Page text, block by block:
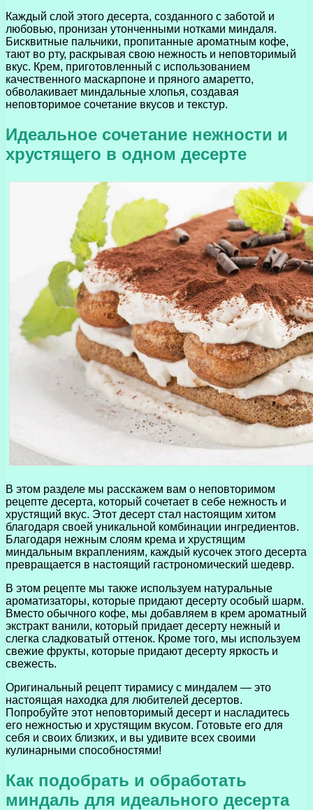
Каждый слой этого десерта, созданного с заботой и
любовью, пронизан утонченными нотками миндаля.
Бисквитные пальчики, пропитанные ароматным кофе,
тают во рту, раскрывая свою нежность и неповторимый
вкус. Крем, приготовленный с использованием
качественного маскарпоне и пряного амаретто,
обволакивает миндальные хлопья, создавая
неповторимое сочетание вкусов и текстур.
Идеальное сочетание нежности и
хрустящего в одном десерте
В этом разделе мы расскажем вам о неповторимом
рецепте десерта, который сочетает в себе нежность и
хрустящий вкус. Этот десерт стал настоящим хитом
благодаря своей уникальной комбинации ингредиентов.
Благодаря нежным слоям крема и хрустящим
миндальным вкраплениям, каждый кусочек этого десерта
превращается в настоящий гастрономический шедевр.
В этом рецепте мы также используем натуральные
ароматизаторы, которые придают десерту особый шарм.
Вместо обычного кофе, мы добавляем в крем ароматный
экстракт ванили, который придает десерту нежный и
слегка сладковатый оттенок. Кроме того, мы используем
свежие фрукты, которые придают десерту яркость и
свежесть.
Оригинальный рецепт тирамису с миндалем — это
настоящая находка для любителей десертов.
Попробуйте этот неповторимый десерт и насладитесь
его нежностью и хрустящим вкусом. Готовьте его для
себя и своих близких, и вы удивите всех своими
кулинарными способностями!
Как подобрать и обработать
миндаль для идеального десерта